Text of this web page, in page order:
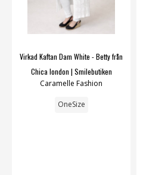
Virkad Kaftan Dam White - Betty från
Chica london | Smilebutiken
Caramelle Fashion
OneSize